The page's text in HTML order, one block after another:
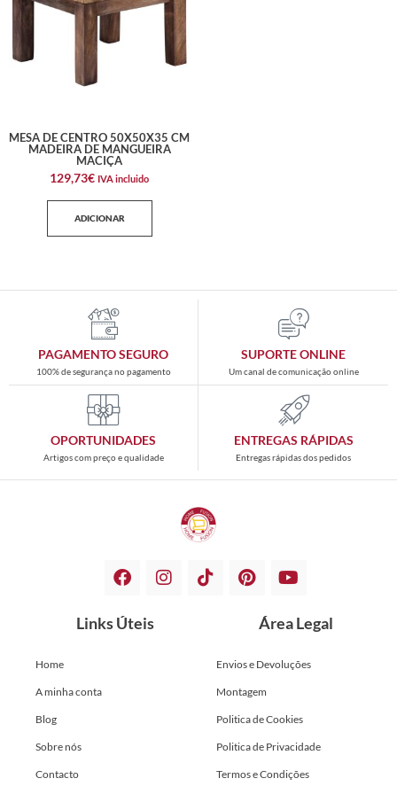
MESA DE CENTRO 50X50X35 CM
MADEIRA DE MANGUEIRA
MACIÇA
129,73€ IVA incluido
ADICIONAR
PAGAMENTO SEGURO
100% de segurança no pagamento
SUPORTE ONLINE
Um canal de comunicação online
OPORTUNIDADES
Artigos com preço e qualidade
ENTREGAS RÁPIDAS
Entregas rápidas dos pedidos
Links Úteis
Home
A minha conta
Blog
Sobre nós
Contacto
Área Legal
Envios e Devoluções
Montagem
Politica de Cookies
Politica de Privacidade
Termos e Condições